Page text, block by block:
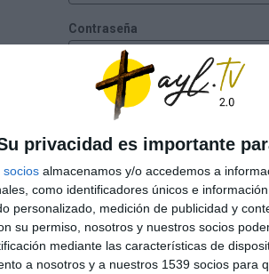
privacidad es importante
socios almacenamos y/o accedemos a
como identificadores únicos e
personalizado, medición de publicidad y
su permiso, nosotros y nuestros socios
mediante las características de
a nosotros y a nuestros 1539 socios para
Contraseña
Recuérdame
¿Has